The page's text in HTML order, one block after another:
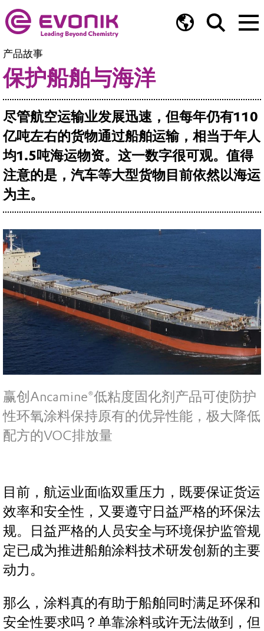
产品故事
保护船舶与海洋
尽管航空运输业发展迅速，但每年仍有110
亿吨左右的货物通过船舶运输，相当于年人
均1.5吨海运物资。这一数字很可观。值得
注意的是，汽车等大型货物目前依然以海运
为主。
赢创Ancamine®低粘度固化剂产品可使防护
性环氧涂料保持原有的优异性能，极大降低
配方的VOC排放量
目前，航运业面临双重压力，既要保证货运
效率和安全性，又要遵守日益严格的环保法
规。日益严格的人员安全与环境保护监管规
定已成为推进船舶涂料技术研发创新的主要
动力。
那么，涂料真的有助于船舶同时满足环保和
安全性要求吗？单靠涂料或许无法做到，但